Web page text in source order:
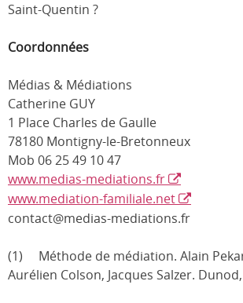
Saint-Quentin ?
Coordonnées
Médias & Médiations
Catherine GUY
1 Place Charles de Gaulle
78180 Montigny-le-Bretonneux
Mob 06 25 49 10 47
www.medias-mediations.fr
www.mediation-familiale.net
contact@medias-mediations.fr
(1) Méthode de médiation. Alain
Aurélien Colson, Jacques Salzer.